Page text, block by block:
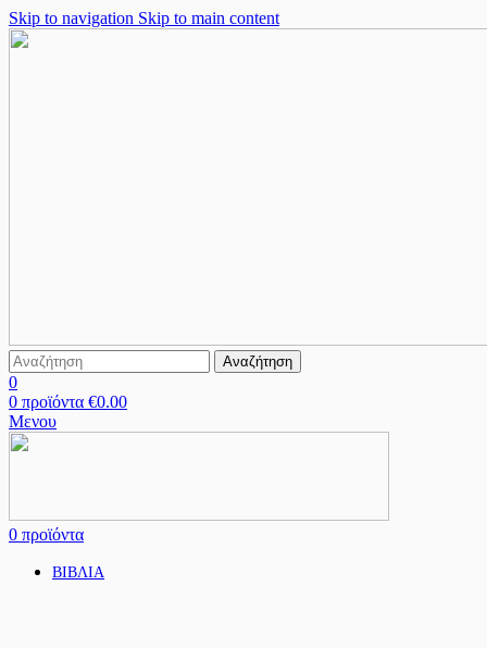
Skip to navigation Skip to main content
Αναζήτηση
0
0 προϊόντα €0.00
Μενου
0 προϊόντα
ΒΙΒΛΙΑ